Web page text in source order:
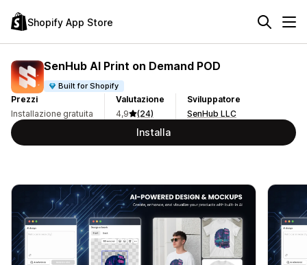
Shopify App Store
SenHub AI Print on Demand POD
Built for Shopify
Prezzi
Installazione gratuita
Valutazione
4,9
(24)
Sviluppatore
SenHub LLC
Installa